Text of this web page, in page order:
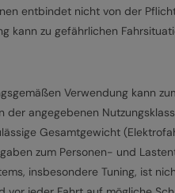
entbindet nicht von der
kann zu gefährlichen
Verwendung kann
der angegebenen
Gesamtgewicht
zum Personen- und
insbesondere Tuning, ist